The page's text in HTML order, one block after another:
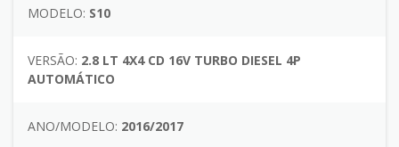
MODELO: S10
VERSÃO: 2.8 LT 4X4 CD 16V TURBO DIESEL 4P
AUTOMÁTICO
ANO/MODELO: 2016/2017